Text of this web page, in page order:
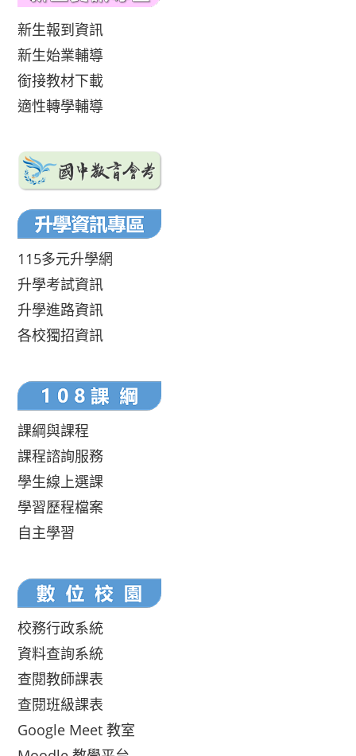
新生報到資訊
新生始業輔導
銜接教材下載
適性轉學輔導
115多元升學網
升學考試資訊
升學進路資訊
各校獨招資訊
課綱與課程
課程諮詢服務
學生線上選課
學習歷程檔案
自主學習
校務行政系統
資料查詢系統
查閱教師課表
查閱班級課表
Google Meet 教室